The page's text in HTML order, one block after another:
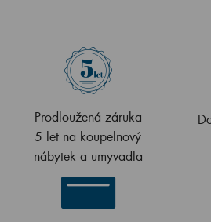
Prodloužená záruka
5 let na koupelnový
nábytek a umyvadla